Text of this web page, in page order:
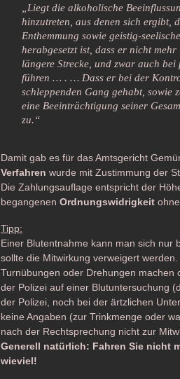
„Liegt die alkoholische
hinzutreten, aus denen sich ergibt,
Enthemmung sowie geistig-
herabgesetzt ist, dass er nicht
längere Strecke, und zwar auch
führen … . … Dass er bei der
schleppenden Gang gehabt, sowie
eine Beeinträchtigung seiner
zu.“
Damit gab es für das Amtsgericht
Verfahren wurde mit Zustimmung der
Die Zahlungsauflage entspricht der
begangenen Ordnungswidrigkeit
Tipp:
Einer Blutentnahme kann man sich nur
sollte die Mitwirkung verweigert
Turnübungen oder Drehungen
der Polizei auf einer Blutuntersuchung
der Polizei, noch bei der ärtzlichen
keine Angaben (zur Trinkmenge oder
nach der Rechtsprechung nicht zur
Generell natürlich: Fahren Sie nicht
wieviel!